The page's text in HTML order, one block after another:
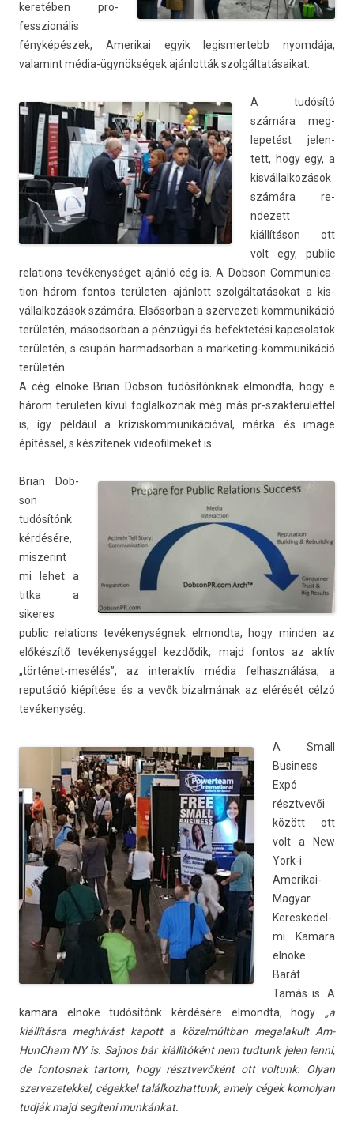
keretében pro­
fesszionális
fényképészek, Amerikai egyik legis­mertebb nyomdája,
valamint média-ügynökségek ajánlották szol­gáltatásaikat.
A tudósító
számára meg­
lepetést jelen­
tett, hogy egy, a
kis­vállal­kozások
számára re­
ndezett
kiállításon ott
volt egy, pub­lic
re­la­tions tevékenységet ajánló cég is. A Dob­son Com­munica­
tion három fon­tos területen ajánlott szolgáltatásokat a kis­
vállal­kozások számára. El­sősor­ban a szer­vezeti kom­munikáció
területén, másod­sorban a pénzügyi és be­fek­tetési kapcsolatok
területén, s csupán har­madsor­ban a marketing-kommunikáció
területén.
A cég elnöke Brian Dob­son tudósítónknak el­mondta, hogy e
három területen kívül fog­lalkoz­nak még más pr-szakterülettel
is, így például a krízis­kommunikációv­al, márka és image
építéssel, s készítenek videofil­meket is.
Brian Dob­
son
tudósítónk
kérdésére,
mis­zerint
mi lehet a
titka a
sikeres
pub­lic re­la­tions tevékenységnek el­mondta, hogy mind­en az
előkészítő tevékenységgel kezdődik, majd fon­tos az aktív
„történet-mesélés”, az in­terak­tív média fel­használása, a
reputáció kiépítése és a vevők bi­zal­mának az elérését célzó
tevékenység.
A Small
Busi­ness
Expó
résztvevői
között ott
volt a New
York-i
Amerikai-
Magyar
Keres­kedel­
mi Kamara
elnöke
Barát
Tamás is. A
kamara elnöke tudósítónk kérdésére el­mondta, hogy „a
kiállításra meghívást kapott a közelmúltban megalakult Am­
HunCham NY is. Saj­nos bár kiállítóként nem tud­tunk jelen lenni,
de fon­tosnak tar­tom, hogy résztvevőként ott vol­tunk. Olyan
szer­vezetek­kel, cégek­kel talál­kozhat­tunk, amely cégek komolyan
tudják majd segíteni munkánkat.